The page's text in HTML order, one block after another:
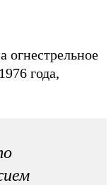
огнестрельное
года,